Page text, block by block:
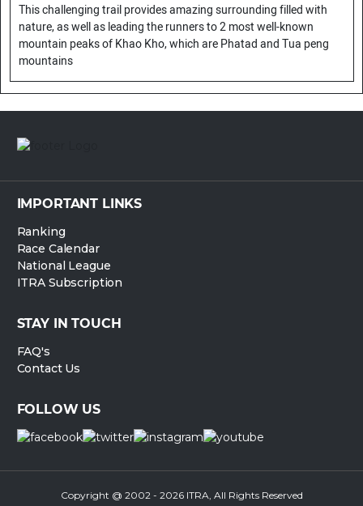
This challenging trail provides amazing surrounding filled with
nature, as well as leading the runners to 2 most well-known
mountain peaks of Khao Kho, which are Phatad and Tua peng
mountains
IMPORTANT LINKS
Ranking
Race Calendar
National League
ITRA Subscription
STAY IN TOUCH
FAQ's
Contact Us
FOLLOW US
Copyright @ 2002 - 2026 ITRA, All Rights Reserved